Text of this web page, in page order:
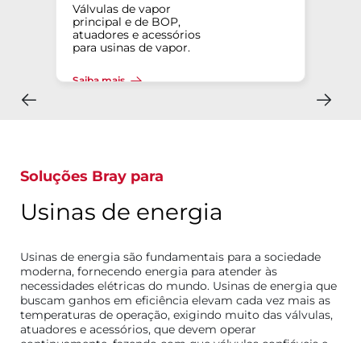
Válvulas de vapor
principal e de BOP,
atuadores e acessórios
para usinas de vapor.
Saiba mais
Soluções Bray para
Usinas de energia
Usinas de energia são fundamentais para a sociedade
moderna, fornecendo energia para atender às
necessidades elétricas do mundo. Usinas de energia que
buscam ganhos em eficiência elevam cada vez mais as
temperaturas de operação, exigindo muito das válvulas,
atuadores e acessórios, que devem operar